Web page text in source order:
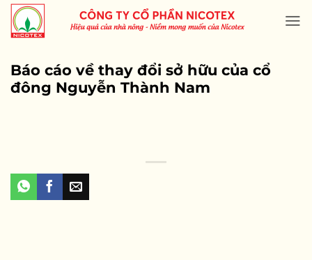
Skip
content
Báo cáo về thay đổi sở hữu của cổ
đông Nguyễn Thành Nam